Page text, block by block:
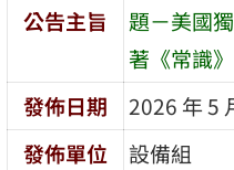
公告主旨
題－美國
著《常識
發佈日期
2026 年 5
發佈單位
設備組